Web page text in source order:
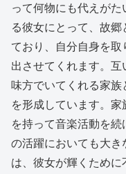
って何物にも代えが
る彼女にとって、故
ており、自分自身を
出させてくれます。
味方でいてくれる家
を形成しています。
を持って音楽活動を
の活躍においても大
は、彼女が輝くため